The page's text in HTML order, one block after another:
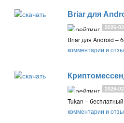
Briar для
2026-
комментарии и
2026-
комментарии и